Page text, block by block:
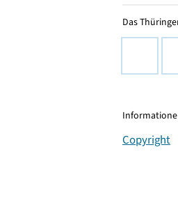
Das
Copyright